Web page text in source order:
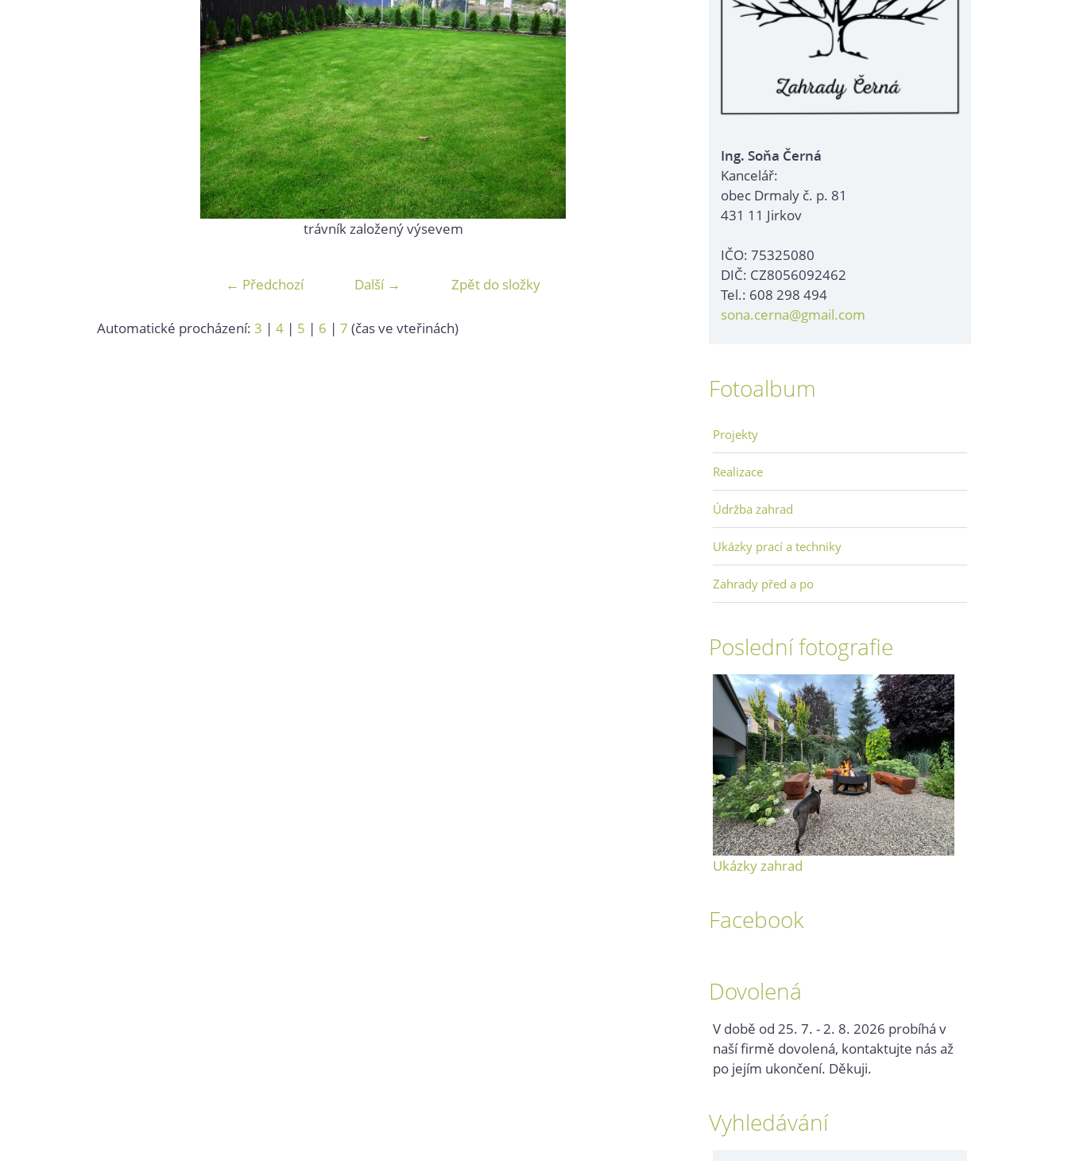
trávník založený výsevem
← Předchozí Další → Zpět do složky
Automatické procházení: 3 | 4 | 5 | 6 | 7 (čas ve vteřinách)
Ing. Soňa Černá
Kancelář:
obec Drmaly č. p. 81
431 11 Jirkov
IČO: 75325080
DIČ: CZ8056092462
Tel.: 608 298 494
sona.cerna@gmail.com
Fotoalbum
Projekty
Realizace
Údržba zahrad
Ukázky prací a techniky
Zahrady před a po
Poslední fotografie
Ukázky zahrad
Facebook
Dovolená
V době od 25. 7. - 2. 8. 2026 probíhá v
naší firmě dovolená, kontaktujte nás až
po jejím ukončení. Děkuji.
Vyhledávání